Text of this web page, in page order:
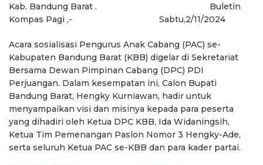
Kab. Bandung Barat . Buletin
Kompas Pagi ,- Sabtu,2/11/2024
Acara sosialisasi Pengurus Anak Cabang (PAC) se-
Kabupaten Bandung Barat (KBB) digelar di Sekretariat
Bersama Dewan Pimpinan Cabang (DPC) PDI
Perjuangan. Dalam kesempatan ini, Calon Bupati
Bandung Barat, Hengky Kurniawan, hadir untuk
menyampaikan visi dan misinya kepada para peserta
yang dihadiri oleh Ketua DPC KBB, Ida Widaningsih,
Ketua Tim Pemenangan Paslon Nomor 3 Hengky-Ade,
serta seluruh Ketua PAC se-KBB dan para kader partai.